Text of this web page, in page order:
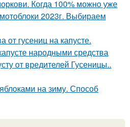
Когда 100% можно уже
2023г. Выбираем
гусениц на капусте.
народными средства
от вредителей Гусеницы..
на зиму. Способ